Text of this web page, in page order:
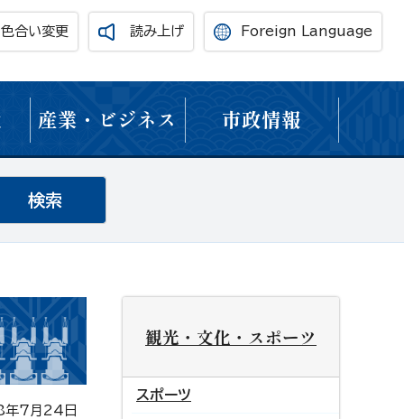
色合い変更 読み上げ Foreign Language
産業・ビジネス 市政情報
7月24日
観光・文化・スポーツ
スポーツ